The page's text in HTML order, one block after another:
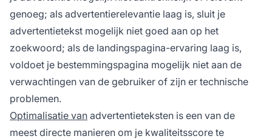
genoeg; als advertentierelevantie laag is, sluit je
advertentietekst mogelijk niet goed aan op het
zoekwoord; als de landingspagina-ervaring laag is,
voldoet je bestemmingspagina mogelijk niet aan de
verwachtingen van de gebruiker of zijn er technische
problemen.
Optimalisatie van advertentieteksten is een van de
meest directe manieren om je kwaliteitsscore te